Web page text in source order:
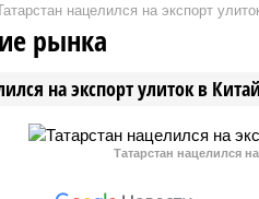
и помещенных
казанский
анализов на
нацелился на экспорт
на экспорт улиток в Китай
рынка
Татарстан нацелился